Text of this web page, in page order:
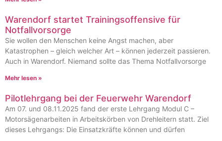
Warendorf startet Trainingsoffensive für
Notfallvorsorge
Sie wollen den Menschen keine Angst machen, aber
Katastrophen – gleich welcher Art – können jederzeit passieren.
Auch in Warendorf. Niemand sollte das Thema Notfallvorsorge
Mehr lesen »
Pilotlehrgang bei der Feuerwehr Warendorf
Am 07. und 08.11.2025 fand der erste Lehrgang Modul C –
Motorsägenarbeiten in Arbeitskörben von Drehleitern statt. Ziel
dieses Lehrgangs: Die Einsatzkräfte können und dürfen